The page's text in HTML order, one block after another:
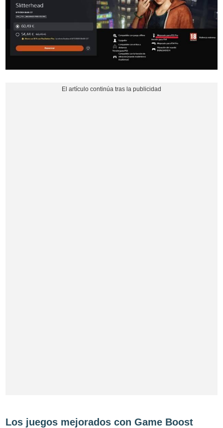
Los juegos mejorados con Game Boost